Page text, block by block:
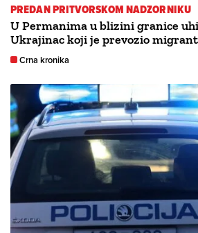
PREDAN PRITVORSKOM NADZORNIKU
U Permanima u blizini granice
Ukrajinac koji je prevozio
Crna kronika